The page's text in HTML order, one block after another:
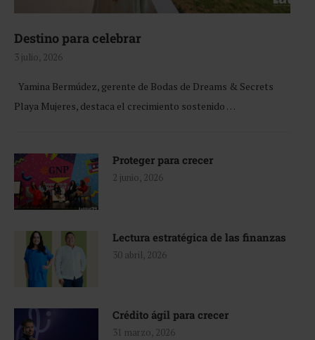
Destino para celebrar
3 julio, 2026
Yamina Bermúdez, gerente de Bodas de Dreams & Secrets
Playa Mujeres, destaca el crecimiento sostenido …
Proteger para crecer
2 junio, 2026
Lectura estratégica de las finanzas
30 abril, 2026
Crédito ágil para crecer
31 marzo, 2026